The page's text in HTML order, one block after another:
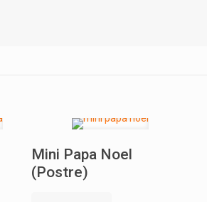
Mini Papa Noel
(Postre)